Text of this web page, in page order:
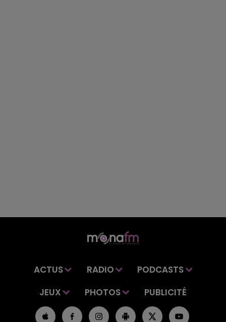
ACTUS RADIO
PODCASTS
JEUX
PHOTOS PUBLICITÉ